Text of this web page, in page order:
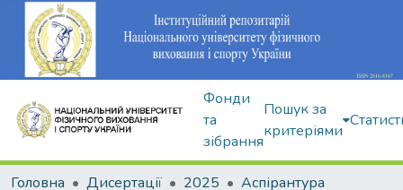
Фонди
та
зібрання
Пошук за
критеріями
Головна Дисертації 2025
Аспірантура